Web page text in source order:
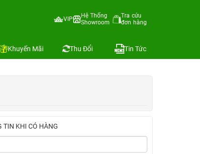
VIP
Hệ Thống
Showroom
Tra cứu
đơn hàng
Khuyến Mãi Thu Đổi Tin Tức
TIN KHI CÓ HÀNG